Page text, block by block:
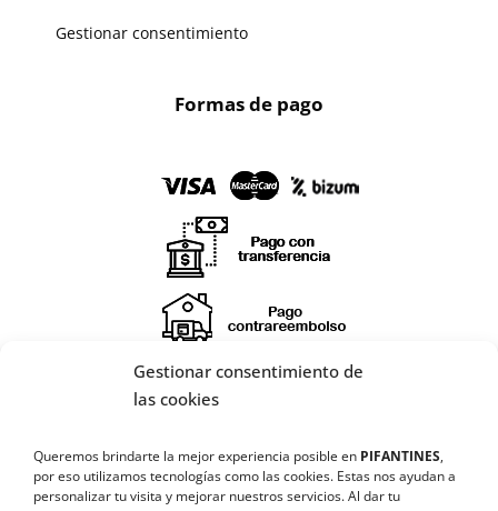
Gestionar consentimiento de
las cookies
Queremos brindarte la mejor experiencia posible en PIFANTINES,
por eso utilizamos tecnologías como las cookies. Estas nos ayudan a
personalizar tu visita y mejorar nuestros servicios. Al dar tu
Gestionar consentimiento
Formas de pago
¡SÍGUENOS EN REDES SOCIALES!
CAMBIO/DEVOLUCIÓN